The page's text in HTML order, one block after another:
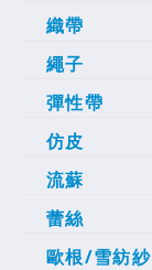
織帶
繩子
彈性帶
仿皮
流蘇
蕾絲
歐根/雪紡紗